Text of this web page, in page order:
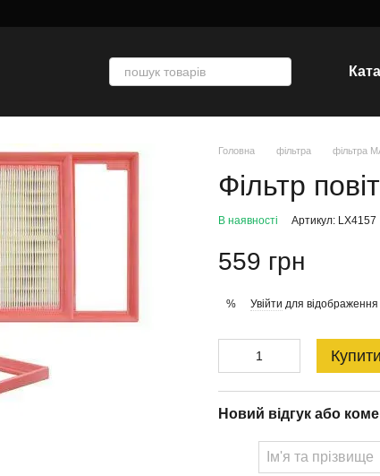
Головна фільтра фільтра
Фільтр
В наявності Артикул: LX4157
559 грн
% Увійти для відображення
Купити
Новий відгук або